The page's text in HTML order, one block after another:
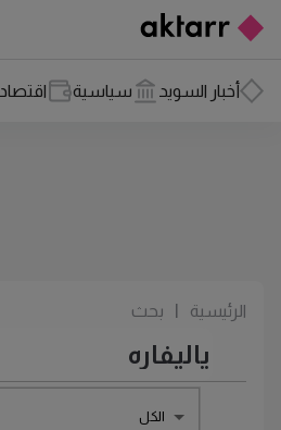
أخبار السويد سياسية اقتصاد
الرئيسية بحث
الكل